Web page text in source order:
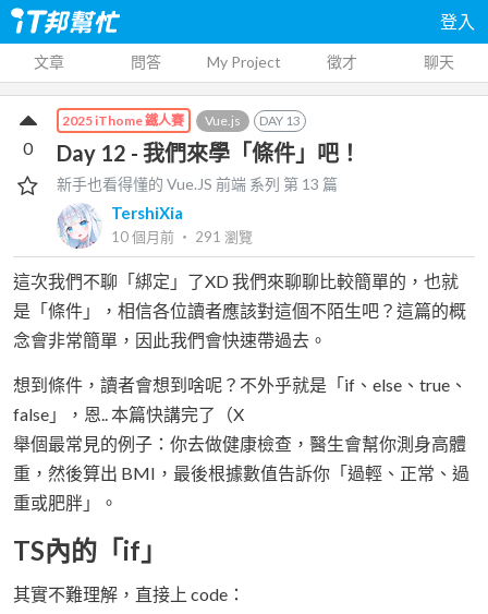
登入
文章 問答 My Project 徵才 聊天
2025 iThome 鐵人賽 Vue.js DAY 13
Day 12 - 我們來學「條件」吧！
新手也看得懂的 Vue.JS 前端 系列 第 13 篇
TershiXia
10 個月前 ‧ 291 瀏覽
0
這次我們不聊「綁定」了XD 我們來聊聊比較簡單的，也就
是「條件」，相信各位讀者應該對這個不陌生吧？這篇的概
念會非常簡單，因此我們會快速帶過去。
想到條件，讀者會想到啥呢？不外乎就是「if、else、true、
false」，恩.. 本篇快講完了（X
舉個最常見的例子：你去做健康檢查，醫生會幫你測身高體
重，然後算出 BMI，最後根據數值告訴你「過輕、正常、過
重或肥胖」。
TS內的「if」
其實不難理解，直接上 code：